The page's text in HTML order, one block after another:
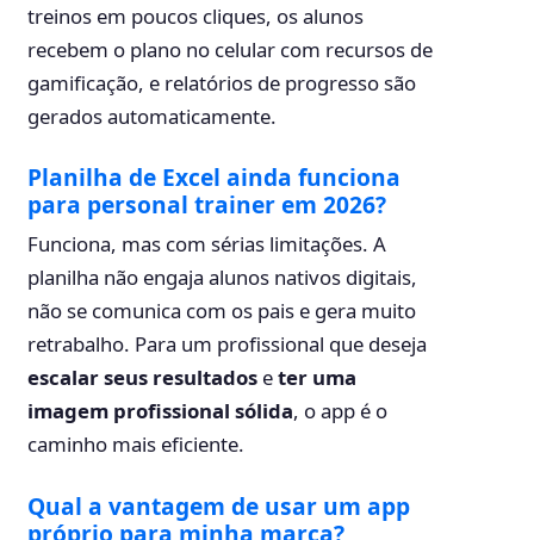
treinos em poucos cliques, os alunos
recebem o plano no celular com recursos de
gamificação, e relatórios de progresso são
gerados automaticamente.
Planilha de Excel ainda funciona
para personal trainer em 2026?
Funciona, mas com sérias limitações. A
planilha não engaja alunos nativos digitais,
não se comunica com os pais e gera muito
retrabalho. Para um profissional que deseja
escalar seus resultadoseter uma
imagem profissional sólida, o app é o
caminho mais eficiente.
Qual a vantagem de usar um app
próprio para minha marca?